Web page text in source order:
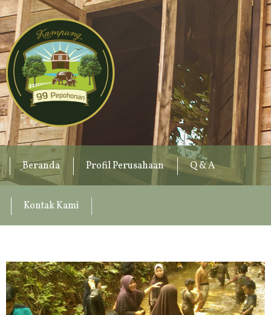
Beranda Profil Perusahaan Q & A
Kontak Kami